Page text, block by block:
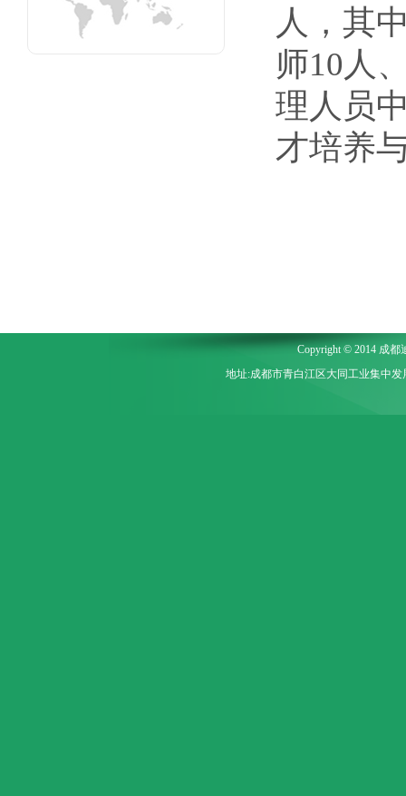
人，其
师10人
理人员
才培养
Copyright © 2014 成都
地址:成都市青白江区大同工业集中发